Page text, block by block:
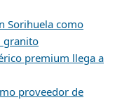
Sorihuela como
granito
premium llega a
proveedor de